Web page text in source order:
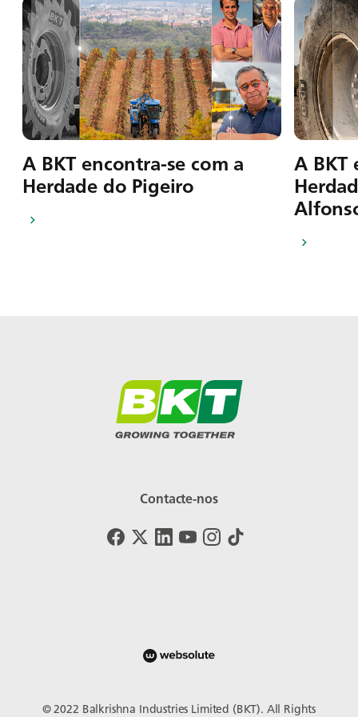
A BKT encontra-se com a
Herdade do Pigeiro
A BKT
Contacte-nos
© 2022 Balkrishna Industries Limited (BKT). All Rights